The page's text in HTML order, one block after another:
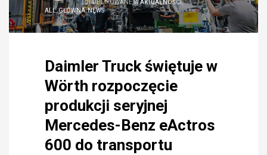
OPUBLIKOWANE WAKTUALNOŚCI,
ALL,GŁÓWNA,NEWS
Daimler Truck świętuje w
Wörth rozpoczęcie
produkcji seryjnej
Mercedes-Benz eActros
600 do transportu